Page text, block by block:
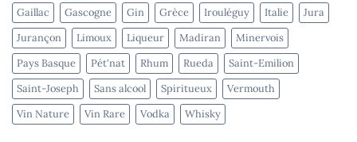
Gaillac
Gascogne Gin Grèce Irouléguy Italie
Jura
Jurançon
Limoux Liqueur Madiran
Minervois
Pays Basque
Pét'nat Rhum Rueda
Saint-Emilion
Saint-Joseph
Sans alcool Spiritueux
Vermouth
Vin Nature
Vin Rare Vodka Whisky